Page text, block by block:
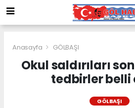
Anasayfa GÖLBAŞI
Okul saldırıları
tedbirler belli
GÖLBAŞI